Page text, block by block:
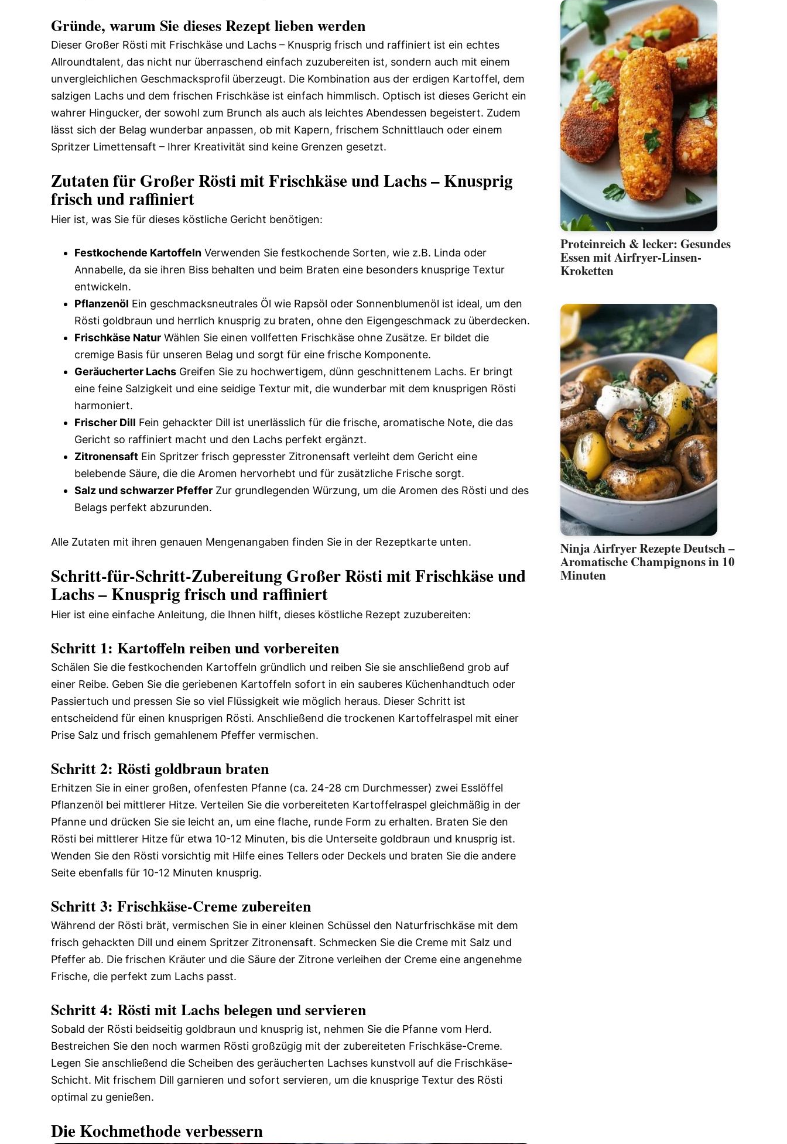
Gründe, warum Sie dieses Rezept lieben werden
Dieser Großer Rösti mit Frischkäse und Lachs – Knusprig frisch und raffiniert ist ein echtes
Allroundtalent, das nicht nur überraschend einfach zuzubereiten ist, sondern auch mit einem
unvergleichlichen Geschmacksprofil überzeugt. Die Kombination aus der erdigen Kartoffel, dem
salzigen Lachs und dem frischen Frischkäse ist einfach himmlisch. Optisch ist dieses Gericht ein
wahrer Hingucker, der sowohl zum Brunch als auch als leichtes Abendessen begeistert. Zudem
lässt sich der Belag wunderbar anpassen, ob mit Kapern, frischem Schnittlauch oder einem
Spritzer Limettensaft – Ihrer Kreativität sind keine Grenzen gesetzt.
Zutaten für Großer Rösti mit Frischkäse und Lachs – Knusprig
frisch und raffiniert
Hier ist, was Sie für dieses köstliche Gericht benötigen:
Festkochende Kartoffeln Verwenden Sie festkochende Sorten, wie z.B. Linda oder
Annabelle, da sie ihren Biss behalten und beim Braten eine besonders knusprige Textur
entwickeln.
Pflanzenöl Ein geschmacksneutrales Öl wie Rapsöl oder Sonnenblumenöl ist ideal, um den
Rösti goldbraun und herrlich knusprig zu braten, ohne den Eigengeschmack zu überdecken.
Frischkäse Natur Wählen Sie einen vollfetten Frischkäse ohne Zusätze. Er bildet die
cremige Basis für unseren Belag und sorgt für eine frische Komponente.
Geräucherter Lachs Greifen Sie zu hochwertigem, dünn geschnittenem Lachs. Er bringt
eine feine Salzigkeit und eine seidige Textur mit, die wunderbar mit dem knusprigen Rösti
harmoniert.
Frischer Dill Fein gehackter Dill ist unerlässlich für die frische, aromatische Note, die das
Gericht so raffiniert macht und den Lachs perfekt ergänzt.
Zitronensaft Ein Spritzer frisch gepresster Zitronensaft verleiht dem Gericht eine
belebende Säure, die die Aromen hervorhebt und für zusätzliche Frische sorgt.
Salz und schwarzer Pfeffer Zur grundlegenden Würzung, um die Aromen des Rösti und des
Belags perfekt abzurunden.
Alle Zutaten mit ihren genauen Mengenangaben finden Sie in der Rezeptkarte unten.
Schritt-für-Schritt-Zubereitung Großer Rösti mit Frischkäse und
Lachs – Knusprig frisch und raffiniert
Hier ist eine einfache Anleitung, die Ihnen hilft, dieses köstliche Rezept zuzubereiten:
Schritt 1: Kartoffeln reiben und vorbereiten
Schälen Sie die festkochenden Kartoffeln gründlich und reiben Sie sie anschließend grob auf
einer Reibe. Geben Sie die geriebenen Kartoffeln sofort in ein sauberes Küchenhandtuch oder
Passiertuch und pressen Sie so viel Flüssigkeit wie möglich heraus. Dieser Schritt ist
entscheidend für einen knusprigen Rösti. Anschließend die trockenen Kartoffelraspel mit einer
Prise Salz und frisch gemahlenem Pfeffer vermischen.
Schritt 2: Rösti goldbraun braten
Erhitzen Sie in einer großen, ofenfesten Pfanne (ca. 24-28 cm Durchmesser) zwei Esslöffel
Pflanzenöl bei mittlerer Hitze. Verteilen Sie die vorbereiteten Kartoffelraspel gleichmäßig in der
Pfanne und drücken Sie sie leicht an, um eine flache, runde Form zu erhalten. Braten Sie den
Rösti bei mittlerer Hitze für etwa 10-12 Minuten, bis die Unterseite goldbraun und knusprig ist.
Wenden Sie den Rösti vorsichtig mit Hilfe eines Tellers oder Deckels und braten Sie die andere
Seite ebenfalls für 10-12 Minuten knusprig.
Schritt 3: Frischkäse-Creme zubereiten
Während der Rösti brät, vermischen Sie in einer kleinen Schüssel den Naturfrischkäse mit dem
frisch gehackten Dill und einem Spritzer Zitronensaft. Schmecken Sie die Creme mit Salz und
Pfeffer ab. Die frischen Kräuter und die Säure der Zitrone verleihen der Creme eine angenehme
Frische, die perfekt zum Lachs passt.
Schritt 4: Rösti mit Lachs belegen und servieren
Sobald der Rösti beidseitig goldbraun und knusprig ist, nehmen Sie die Pfanne vom Herd.
Bestreichen Sie den noch warmen Rösti großzügig mit der zubereiteten Frischkäse-Creme.
Legen Sie anschließend die Scheiben des geräucherten Lachses kunstvoll auf die Frischkäse-
Schicht. Mit frischem Dill garnieren und sofort servieren, um die knusprige Textur des Rösti
optimal zu genießen.
Die Kochmethode verbessern
Proteinreich & lecker: Gesundes
Essen mit Airfryer-Linsen-
Kroketten
Ninja Airfryer Rezepte Deutsch –
Aromatische Champignons in 10
Minuten